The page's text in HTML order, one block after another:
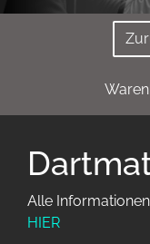
Alle
HIER